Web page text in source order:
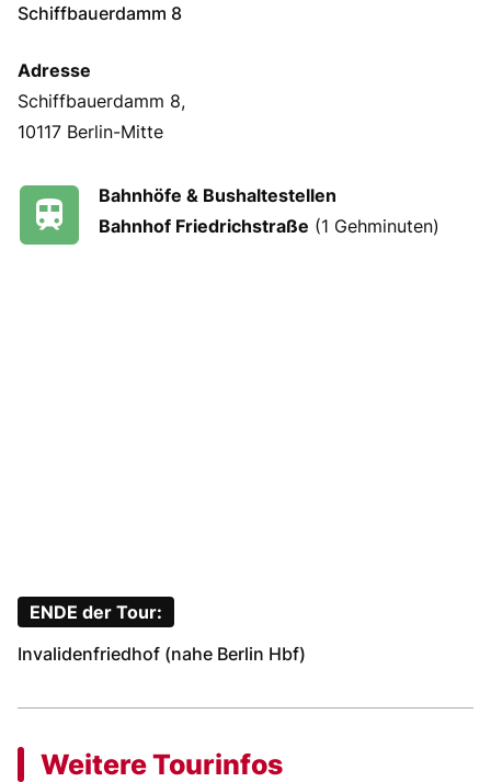
Schiffbauerdamm 8
Adresse
Schiffbauerdamm 8,
10117 Berlin-Mitte
Bahnhöfe & Bushaltestellen
Bahnhof Friedrichstraße (1 Gehminuten)
ENDE der Tour:
Invalidenfriedhof (nahe Berlin Hbf)
Weitere Tourinfos